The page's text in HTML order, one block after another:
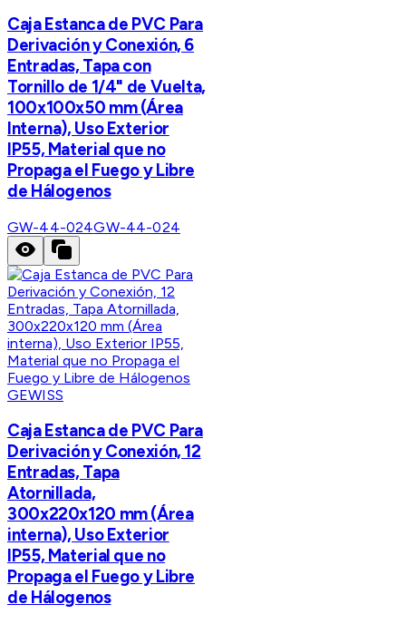
Caja Estanca de PVC Para
Derivación y Conexión, 6
Entradas, Tapa con
Tornillo de 1/4" de Vuelta,
100x100x50 mm (Área
Interna), Uso Exterior
IP55, Material que no
Propaga el Fuego y Libre
de Hálogenos
GW-44-024GW-44-024
GEWISS
Caja Estanca de PVC Para
Derivación y Conexión, 12
Entradas, Tapa
Atornillada,
300x220x120 mm (Área
interna), Uso Exterior
IP55, Material que no
Propaga el Fuego y Libre
de Hálogenos